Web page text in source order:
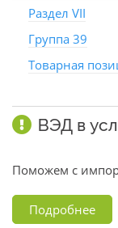
Раздел VII
Группа 39
Товарная
ВЭД в
Поможем с
Подробнее